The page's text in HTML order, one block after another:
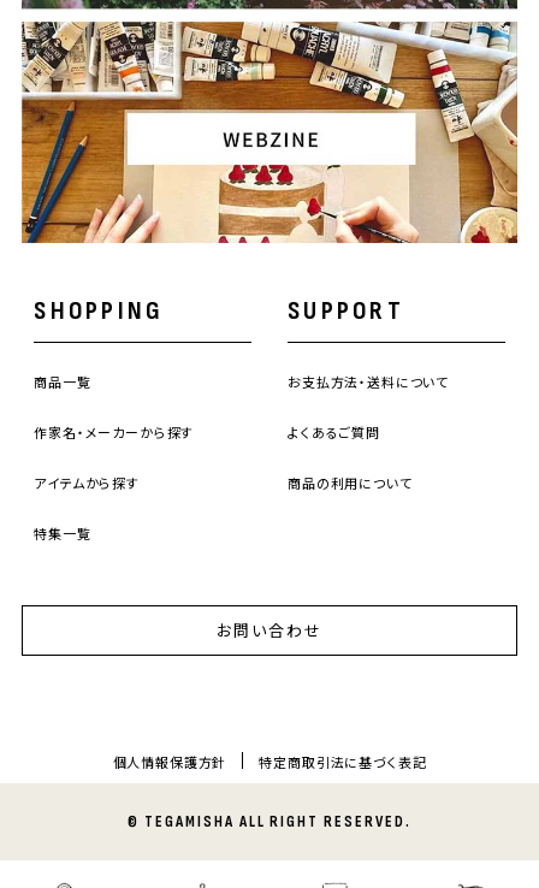
SHOPPING
商品一覧
作家名・メーカーから探す
アイテムから探す
特集一覧
SUPPORT
お支払方法・送料について
よくあるご質問
商品の利用について
お問い合わせ
個人情報保護方針 特定商取引法に基づく表記
© TEGAMISHA ALL RIGHT RESERVED.